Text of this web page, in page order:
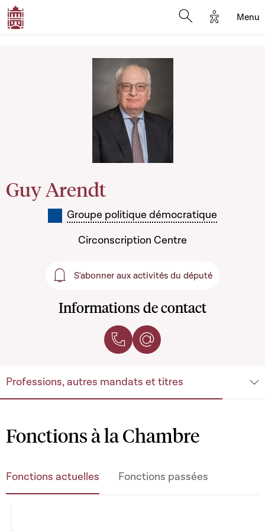
Options
Menu
Guy Arendt
Groupe politique démocratique
Circonscription Centre
S'abonner aux activités du député
S'abonner aux activités du
Informations de contact
Contacter par téléphone
Contacter par e-mail
Professions, autres mandats et titres
Fonctions à la Chambre
Fonctions actuelles Fonctions passées